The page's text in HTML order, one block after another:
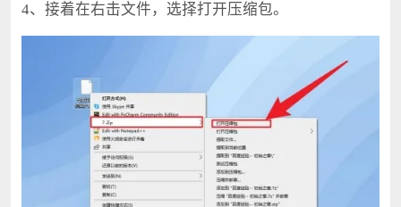
4、接着在右击文件，选择打开压缩包。